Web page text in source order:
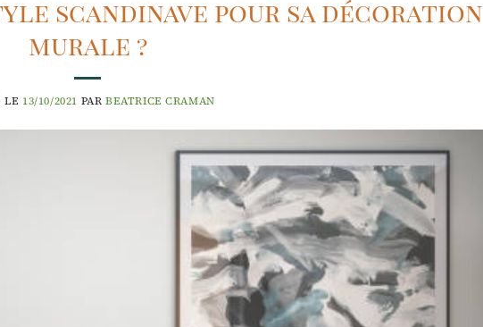
scandinave pour sa décoration
murale ?
LE 13/10/2021 PAR BEATRICE CRAMAN